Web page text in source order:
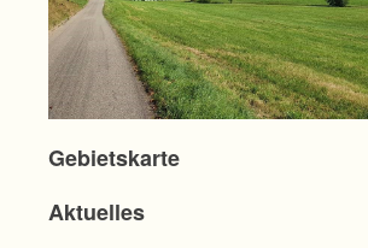
Gebietskarte
Aktuelles